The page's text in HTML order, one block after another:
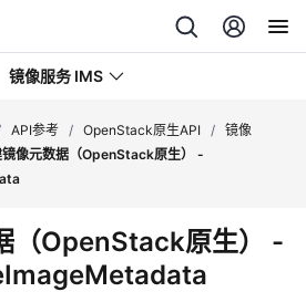
镜像服务 IMS
API参考 / OpenStack原生API / 镜像
镜像元数据（OpenStack原生） -
（OpenStack原生） -